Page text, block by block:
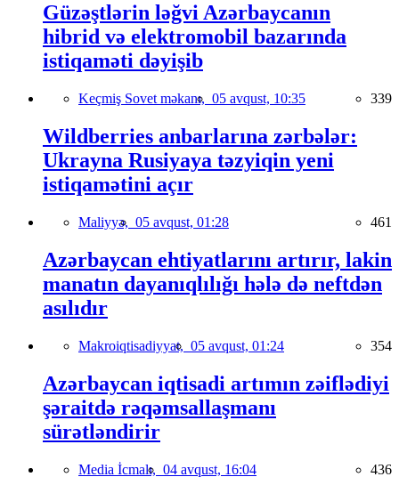
Güzəştlərin ləğvi Azərbaycanın
hibrid və elektromobil bazarında
istiqaməti dəyişib
Keçmiş Sovet məkanı, 05 avqust, 10:35 339
Wildberries anbarlarına zərbələr:
Ukrayna Rusiyaya təzyiqin yeni
istiqamətini açır
Maliyyə, 05 avqust, 01:28 461
Azərbaycan ehtiyatlarını artırır, lakin
manatın dayanıqlılığı hələ də neftdən
asılıdır
Makroiqtisadiyyat, 05 avqust, 01:24 354
Azərbaycan iqtisadi artımın zəiflədiyi
şəraitdə rəqəmsallaşmanı
sürətləndirir
Media İcmalı, 04 avqust, 16:04 436